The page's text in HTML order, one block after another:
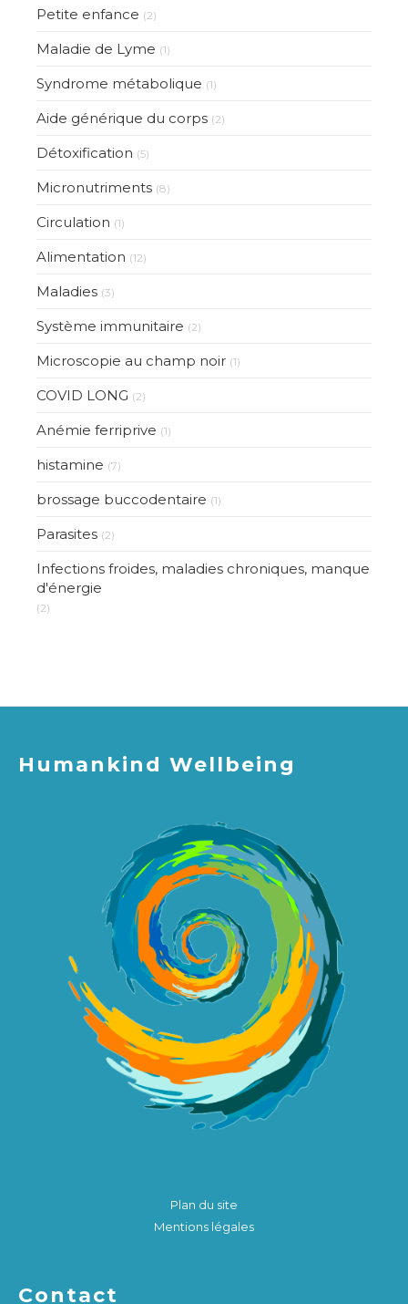
Petite enfance (2)
Maladie de Lyme (1)
Syndrome métabolique (1)
Aide générique du corps (2)
Détoxification (5)
Micronutriments (8)
Circulation (1)
Alimentation (12)
Maladies (3)
Système immunitaire (2)
Microscopie au champ noir (1)
COVID LONG (2)
Anémie ferriprive (1)
histamine (7)
brossage buccodentaire (1)
Parasites (2)
Infections froides, maladies chroniques, manque
d'énergie
(2)
Humankind Wellbeing
Plan du site
Mentions légales
Contact